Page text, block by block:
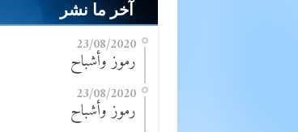
آخر ما نشر
23/08/2020
رموز وأشباح
23/08/2020
رموز وأشباح